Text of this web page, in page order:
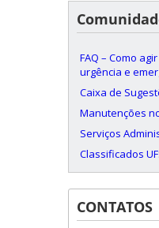
FAQ – Como
urgência e
Caixa de
Manutenções
Serviços
Classificados
CONTATOS